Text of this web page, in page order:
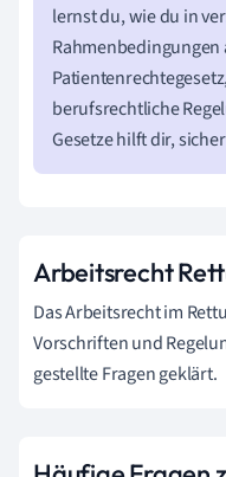
lernst du, wie du in
Rahmenbedingungen
berufsrechtliche
Gesetze hilft dir,
Arbeitsrecht
Das Arbeitsrecht im
Vorschriften und
gestellte Fragen geklärt.